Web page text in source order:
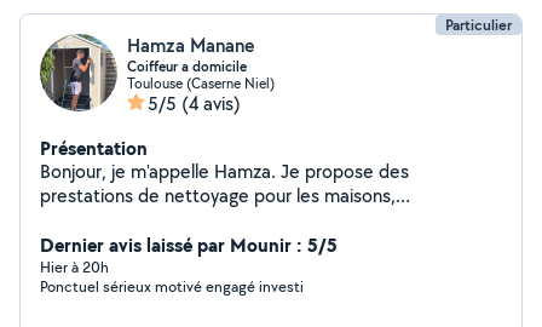
Particulier
Hamza Manane
Coiffeur a domicile
Toulouse (Caserne Niel)
5/5 (4 avis)
Présentation
Bonjour, je m'appelle Hamza. Je propose des
prestations de nettoyage pour les maisons,
déménagement. Je réalise également le montage de
meubles (notamment IKEA), ainsi que divers travaux de
bricolage. Mon objectif est de fournir un travail de
Dernier avis laissé par Mounir : 5/5
Hier à 20h
Ponctuel sérieux motivé engagé investi